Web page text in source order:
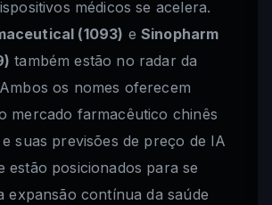
médicos se acelera.
(1093) e Sinopharm
também estão no radar da
os nomes oferecem
mercado farmacêutico chinês
suas previsões de preço de IA
estão posicionados para se
expansão contínua da saúde